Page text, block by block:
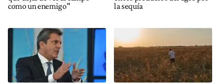
como un enemigo"
la sequía